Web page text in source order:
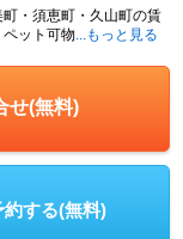
・須恵町・久山町の賃
ット可物 ...もっと見る
せ(無料)
する(無料)